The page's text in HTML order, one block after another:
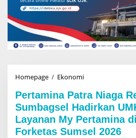
Homepage / Ekonomi
r
t
a
m
i
Pertamina Patra Niaga
Sumbagsel Hadirkan
Layanan My Pertamina
Forketas Sumsel 2026